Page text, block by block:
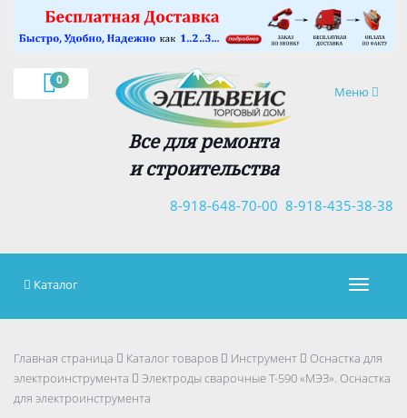
0
Навигация
Меню
Все для ремонта
и строительства
8-918-435-38-38
8-918-648-70-00
×
Каталог
Главная страница Каталог товаров Инструмент
Оснастка для
электроинструмента
Электроды сварочные Т-590 «МЭЗ». Оснастка
для электроинструмента